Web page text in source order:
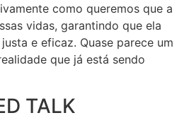
como queremos que a
vidas, garantindo que ela
e eficaz. Quase parece um
que já está sendo
TALK